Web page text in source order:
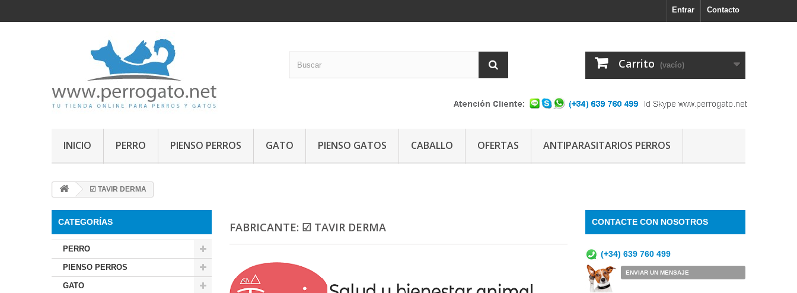
Contacto
Entrar
Carrito (vacío)
INICIO PERRO PIENSO PERROS GATO PIENSO GATOS CABALLO OFERTAS ANTIPARASITARIOS PERROS
☑ TAVIR DERMA
CATEGORÍAS
PERRO
PIENSO PERROS
GATO
FABRICANTE: ☑ TAVIR DERMA CONTACTE CON NOSOTROS
(+34) 639 760 499
ENVIAR UN MENSAJE